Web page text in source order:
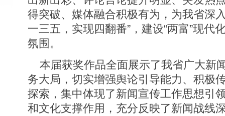
得突破、媒体融合积极有为，为我省深
一三五，实现四翻番”，建设“两富”现代
氛围。
本届获奖作品全面展示了我省广大新
务大局，切实增强舆论引导能力、积极
探索，集中体现了新闻宣传工作思想引
和文化支撑作用，充分反映了新闻战线